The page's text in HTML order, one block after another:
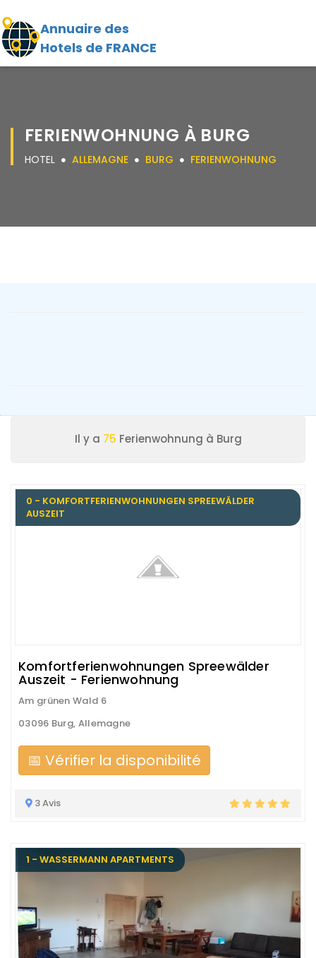
Annuaire des
Hotels de FRANCE
FERIENWOHNUNG À BURG
HOTEL ALLEMAGNE BURG FERIENWOHNUNG
Il y a 75 Ferienwohnung à Burg
0 - KOMFORTFERIENWOHNUNGEN SPREEWÄLDER
AUSZEIT
Komfortferienwohnungen Spreewälder
Auszeit - Ferienwohnung
Am grünen Wald 6
03096 Burg, Allemagne
📅 Vérifier la disponibilité
3 Avis
1 - WASSERMANN APARTMENTS